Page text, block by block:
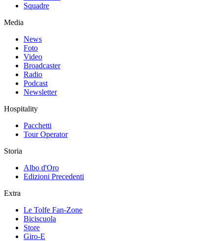
Squadre
Media
News
Foto
Video
Broadcaster
Radio
Podcast
Newsletter
Hospitality
Pacchetti
Tour Operator
Storia
Albo d'Oro
Edizioni Precedenti
Extra
Le Tolfe Fan-Zone
Biciscuola
Store
Giro-E